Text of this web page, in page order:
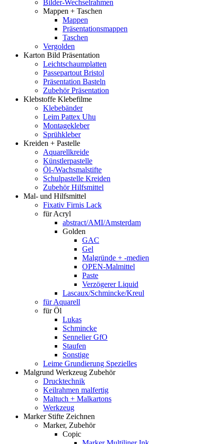
Bilder-Wechselrahmen
Mappen + Taschen
Mappen
Präsentationsmappen
Taschen
Vergolden
Karton Bild Präsentation
Leichtschaumplatten
Passepartout Bristol
Präsentation Basteln
Zubehör Präsentation
Klebstoffe Klebefilme
Klebebänder
Leim Pattex Uhu
Montagekleber
Sprühkleber
Kreiden + Pastelle
Aquarellkreide
Künstlerpastelle
Öl-/Wachsmalstifte
Schulpastelle Kreiden
Zubehör Hilfsmittel
Mal- und Hilfsmittel
Fixativ Firnis Lack
für Acryl
abstract/AMI/Amsterdam
Golden
GAC
Gel
Malgründe + -medien
OPEN-Malmittel
Paste
Verzögerer Liquid
Lascaux/Schmincke/Kreul
für Aquarell
für Öl
Lukas
Schmincke
Sennelier GfO
Staufen
Sonstige
Leime Grundierung Spezielles
Malgrund Werkzeug Zubehör
Drucktechnik
Keilrahmen malfertig
Maltuch + Malkartons
Werkzeug
Marker Stifte Zeichnen
Marker, Zubehör
Copic